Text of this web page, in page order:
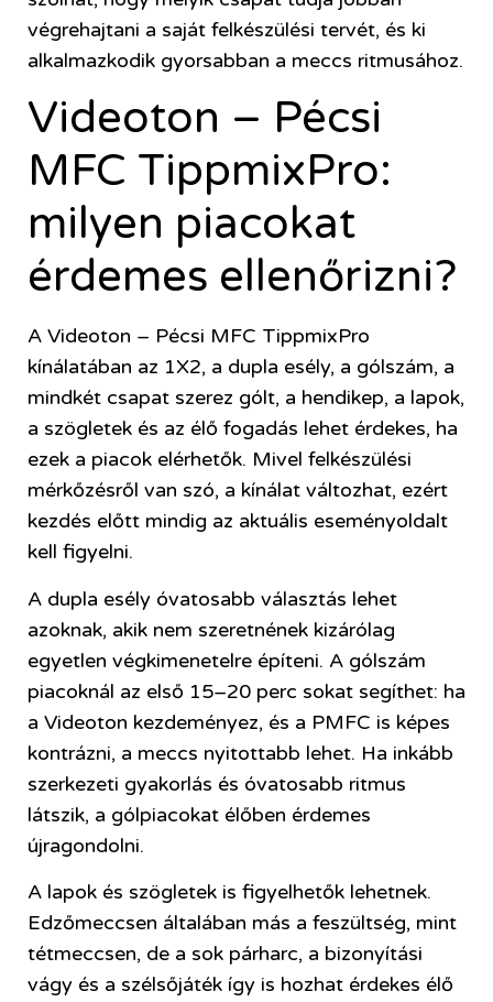
végrehajtani a saját felkészülési tervét, és ki
alkalmazkodik gyorsabban a meccs ritmusához.
Videoton – Pécsi
MFC TippmixPro:
milyen piacokat
érdemes ellenőrizni?
A Videoton – Pécsi MFC TippmixPro
kínálatában az 1X2, a dupla esély, a gólszám, a
mindkét csapat szerez gólt, a hendikep, a lapok,
a szögletek és az élő fogadás lehet érdekes, ha
ezek a piacok elérhetők. Mivel felkészülési
mérkőzésről van szó, a kínálat változhat, ezért
kezdés előtt mindig az aktuális eseményoldalt
kell figyelni.
A dupla esély óvatosabb választás lehet
azoknak, akik nem szeretnének kizárólag
egyetlen végkimenetelre építeni. A gólszám
piacoknál az első 15–20 perc sokat segíthet: ha
a Videoton kezdeményez, és a PMFC is képes
kontrázni, a meccs nyitottabb lehet. Ha inkább
szerkezeti gyakorlás és óvatosabb ritmus
látszik, a gólpiacokat élőben érdemes
újragondolni.
A lapok és szögletek is figyelhetők lehetnek.
Edzőmeccsen általában más a feszültség, mint
tétmeccsen, de a sok párharc, a bizonyítási
vágy és a szélsőjáték így is hozhat érdekes élő